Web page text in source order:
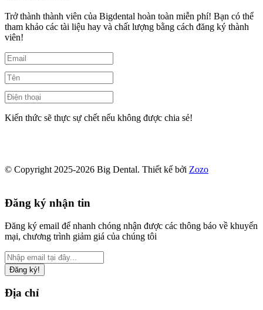
Trở thành thành viên của Bigdental hoàn toàn miễn phí! Bạn có thể
tham khảo các tài liệu hay và chất lượng bằng cách đăng ký thành
viên!
Kiến thức sẽ thực sự chết nếu không được chia sẻ!
© Copyright 2025-2026 Big Dental. Thiết kế bởi Zozo
Đăng ký nhận tin
Đăng ký email để nhanh chóng nhận được các thông báo về khuyến
mại, chương trình giảm giá của chúng tôi
Đăng ký!
Địa chỉ